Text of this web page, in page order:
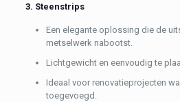
3. Steenstrips
Een elegante oplossing die de
metselwerk nabootst.
Lichtgewicht en eenvoudig te
Ideaal voor renovatieprojecten
toegevoegd.